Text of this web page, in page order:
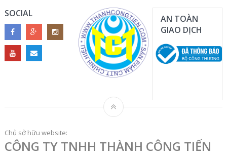
SOCIAL
AN TOÀN
GIAO DỊCH
Chủ sở hữu website:
CÔNG TY TNHH THÀNH CÔNG TIẾN